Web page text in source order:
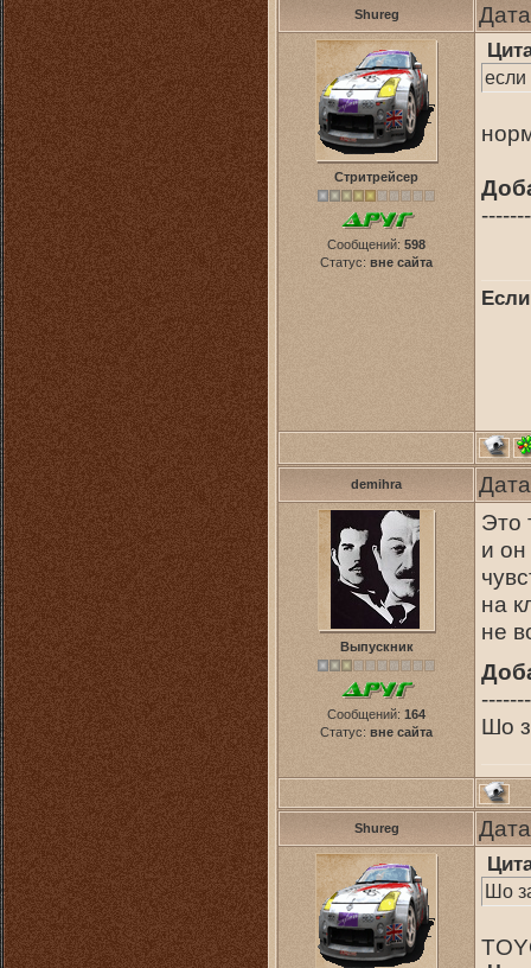
Shureg
Стритрейсер
Сообщений: 598
Статус: вне сайта
demihra
Выпускник
Сообщений: 164
Статус: вне сайта
Это
и
на
не
Шо
Shureg
Шо